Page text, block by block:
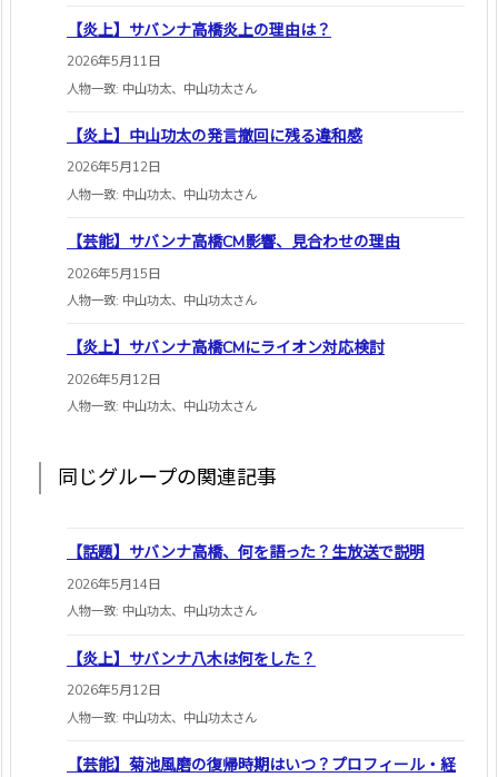
【炎上】サバンナ高橋炎上の理由は？
2026年5月11日
人物一致: 中山功太、中山功太さん
【炎上】中山功太の発言撤回に残る違和感
2026年5月12日
人物一致: 中山功太、中山功太さん
【芸能】サバンナ高橋CM影響、見合わせの理由
2026年5月15日
人物一致: 中山功太、中山功太さん
【炎上】サバンナ高橋CMにライオン対応検討
2026年5月12日
人物一致: 中山功太、中山功太さん
同じグループの関連記事
【話題】サバンナ高橋、何を語った？生放送で説明
2026年5月14日
人物一致: 中山功太、中山功太さん
【炎上】サバンナ八木は何をした？
2026年5月12日
人物一致: 中山功太、中山功太さん
【芸能】菊池風磨の復帰時期はいつ？プロフィール・経